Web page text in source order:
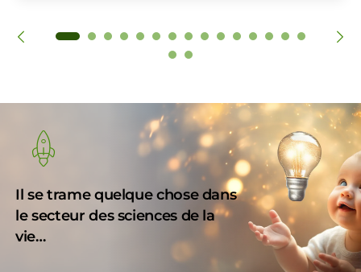
Il se trame quelque chose dans
le secteur des sciences de la
vie…